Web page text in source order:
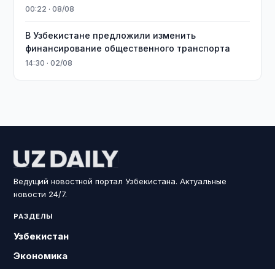
00:22 · 08/08
В Узбекистане предложили изменить
финансирование общественного транспорта
14:30 · 02/08
Ведущий новостной портал Узбекистана. Актуальные
новости 24/7.
РАЗДЕЛЫ
Узбекистан
Экономика